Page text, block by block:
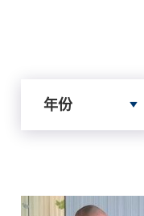
年份